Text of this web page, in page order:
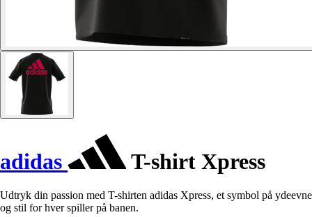
adidas T-shirt Xpress
Udtryk din passion med T-shirten adidas Xpress, et symbol på ydeevne
og stil for hver spiller på banen.